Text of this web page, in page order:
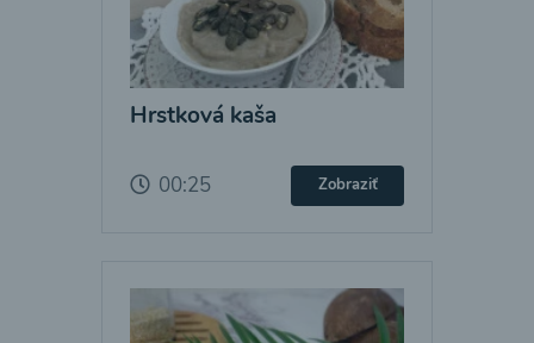
Hrstková kaša
00:25 Zobraziť